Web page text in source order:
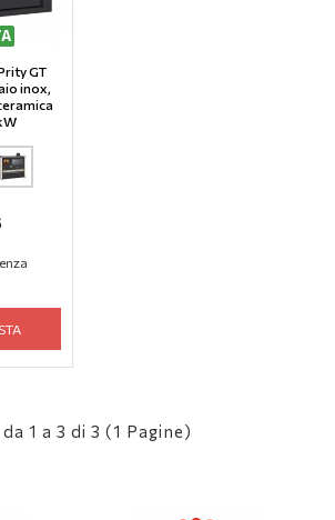
GT
inox,
1 a 3 di 3 (1 Pagine)